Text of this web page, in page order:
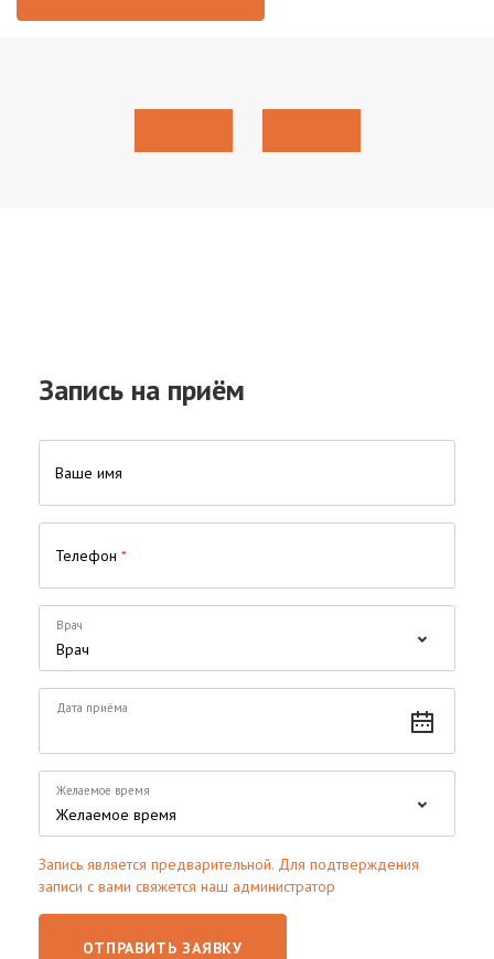
Запись на приём
Ваше имя
Телефон *
Врач
Дата приёма
Желаемое время
Запись является предварительной. Для подтверждения
записи с вами свяжется наш администратор
ОТПРАВИТЬ ЗАЯВКУ